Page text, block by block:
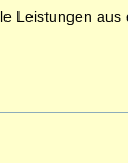
Leistungen